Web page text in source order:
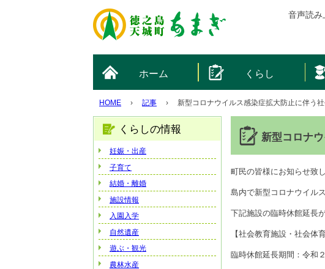
音声読み
ホーム くらし
HOME › 記事 › 新型コロナウイルス感染症拡大防止に伴う
新型コロナ
町民の皆様にお知らせ致し
島内で新型コロナウイル
下記施設の臨時休館延長
【社会教育施設・社会体
臨時休館延長期間：令和
くらしの情報
妊娠・出産
子育て
結婚・離婚
施設情報
入園入学
自然遺産
遊ぶ・観光
農林水産